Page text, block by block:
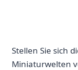
Stellen Sie sich
Miniaturwelten